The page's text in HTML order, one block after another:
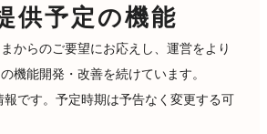
供予定の機能
からのご要望にお応えし、運営をより
機能開発・改善を続けています。
報です。予定時期は予告なく変更する可